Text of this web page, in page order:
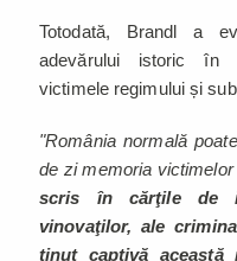
Totodată, Brandl a
adevărului istoric în
victimele regimului și
"România normală
de zi memoria
scris în cărţile de
vinovaţilor, ale
ţinut captivă această